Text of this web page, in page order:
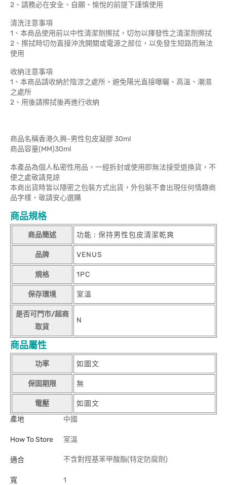
2、請務必在安全、自願、愉悅的前提下謹慎使用
清洗注意事項
1、本商品使用前以中性清潔劑擦拭，切勿以揮發性之清潔劑擦拭
2、擦拭時切勿直接沖洗開關或電源之部位，以免發生短路而無法
使用
收納注意事項
1、本商品請收納於陰涼之處所，避免陽光直接曝曬、高溫、潮濕
之處所
2、用後請擦拭後再進行收納
商品名稱香港久興-男性包皮凝膠 30ml
商品容量(MM)30ml
本產品為個人私密性用品，一經拆封或使用即無法接受退換貨，不
便之處敬請見諒
本商出貨時皆以隱密之包裝方式出貨，外包裝不會出現任何情趣商
品字樣，敬請安心選購
商品規格
商品簡述 功能 : 保持男性包皮清潔乾爽
品牌 VENUS
規格 1PC
保存環境 室溫
是否可門市/超商
取貨
N
商品屬性
功率 如圖文
保固期限 無
電壓
如圖文
產地
中國
How To Store 室溫
適合 不含對羥基苯甲酸酯(特定防腐劑)
寬 1